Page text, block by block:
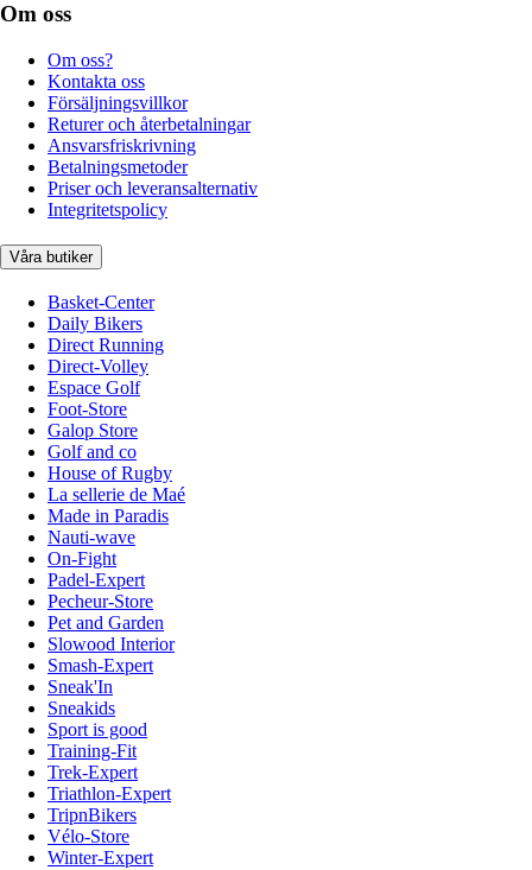
Om oss
Om oss?
Kontakta oss
Försäljningsvillkor
Returer och återbetalningar
Ansvarsfriskrivning
Betalningsmetoder
Priser och leveransalternativ
Integritetspolicy
Våra butiker
Basket-Center
Daily Bikers
Direct Running
Direct-Volley
Espace Golf
Foot-Store
Galop Store
Golf and co
House of Rugby
La sellerie de Maé
Made in Paradis
Nauti-wave
On-Fight
Padel-Expert
Pecheur-Store
Pet and Garden
Slowood Interior
Smash-Expert
Sneak'In
Sneakids
Sport is good
Training-Fit
Trek-Expert
Triathlon-Expert
TripnBikers
Vélo-Store
Winter-Expert